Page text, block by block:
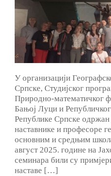
У организацији
Српске, Студијског
Природно-математичког
Бањој Луци и
Републике Српске одржан
наставнике и професоре
основним и средњим
август 2025. године на
семинара били су
наставе […]